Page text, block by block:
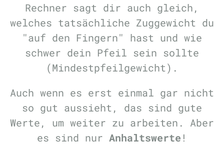
Rechner sagt dir auch gleich,
welches tatsächliche Zuggewicht du
"auf den Fingern" hast und wie
schwer dein Pfeil sein sollte
(Mindestpfeilgewicht).
Auch wenn es erst einmal gar nicht
so gut aussieht, das sind gute
Werte, um weiter zu arbeiten. Aber
es sind nur Anhaltswerte !